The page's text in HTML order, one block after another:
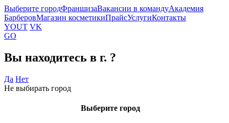
Выберите городФраншизаВакансии в командуАкадемия
БарберовМагазин косметикиПрайсУслугиКонтакты
YOUT VK
GO
Вы находитесь в г. ?
Да Нет
Не выбирать город
Выберите город